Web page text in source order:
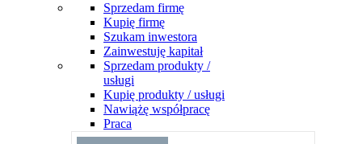
Sprzedam firmę
Kupię firmę
Szukam inwestora
Zainwestuję kapitał
Sprzedam produkty /
usługi
Kupię produkty / usługi
Nawiążę współpracę
Praca